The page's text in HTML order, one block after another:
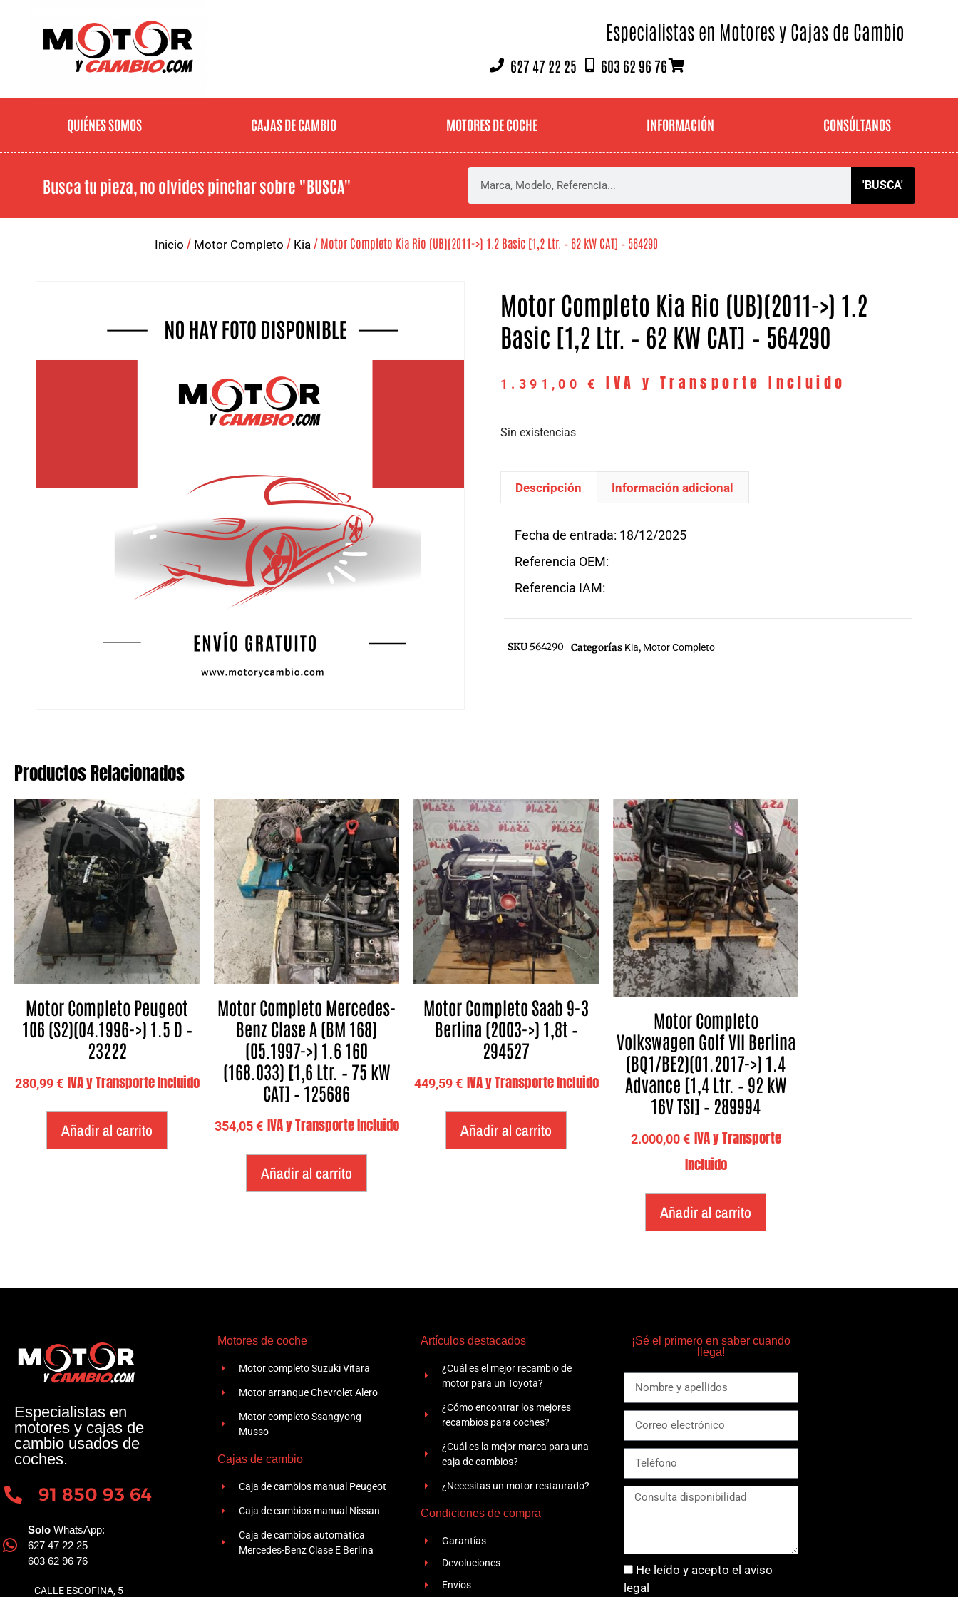
Especialistas en Motores y Cajas de Cambio
627 47 22 25 603 62 96 76
QUIÉNES SOMOS CAJAS DE CAMBIO MOTORES DE COCHE INFORMACIÓN CONSÚLTANOS
Busca tu pieza, no olvides pinchar sobre "BUSCA" 'BUSCA'
Inicio / Motor Completo / Kia / Motor Completo Kia Rio (UB)(2011->) 1.2 Basic [1,2 Ltr. – 62 kW CAT] – 564290
Motor Completo Kia Rio (UB)(2011->) 1.2
Basic [1,2 Ltr. – 62 KW CAT] – 564290
1.391,00 € IVA y Transporte Incluido
Sin existencias
Descripción Información adicional
Fecha de entrada: 18/12/2025
Referencia OEM:
Referencia IAM:
SKU 564290 Categorías Kia, Motor Completo
Productos Relacionados
Motor Completo Peugeot
106 (S2)(04.1996->) 1.5 D –
23222
280,99€ IVA y Transporte Incluido
Añadir al carrito
Motor Completo Mercedes-
Benz Clase A (BM 168)
(05.1997->) 1.6 160
(168.033) [1,6 Ltr. – 75 kW
CAT] – 125686
354,05€ IVA y Transporte Incluido
Añadir al carrito
Motor Completo Saab 9-3
Berlina (2003->) 1,8t –
294527
449,59€ IVA y Transporte Incluido
Añadir al carrito
Motor Completo
Volkswagen Golf VII Berlina
(BQ1/BE2)(01.2017->) 1.4
Advance [1,4 Ltr. – 92 kW
16V TSI] – 289994
2.000,00€ IVA y Transporte
Incluido
Añadir al carrito
Especialistas en
motores y cajas de
cambio usados de
coches.
91 850 93 64
Solo WhatsApp:
627 47 22 25
603 62 96 76
CALLE ESCOFINA, 5 -
Motores de coche
Motor completo Suzuki Vitara
Motor arranque Chevrolet Alero
Motor completo Ssangyong
Musso
Cajas de cambio
Caja de cambios manual Peugeot
Caja de cambios manual Nissan
Caja de cambios automática
Mercedes-Benz Clase E Berlina
Artículos destacados
¿Cuál es el mejor recambio de
motor para un Toyota?
¿Cómo encontrar los mejores
recambios para coches?
¿Cuál es la mejor marca para una
caja de cambios?
¿Necesitas un motor restaurado?
Condiciones de compra
Garantías
Devoluciones
Envíos
¡Sé el primero en saber cuando
llega!
He leído y acepto el aviso
legal